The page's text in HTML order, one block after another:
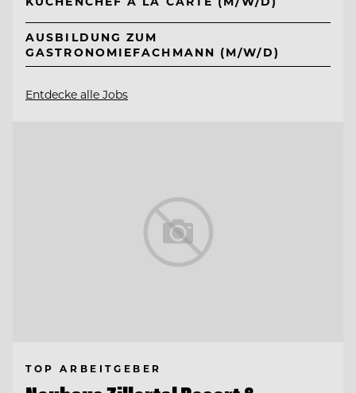
AUSBILDUNG ZUM
GASTRONOMIEFACHMANN (M/W/D)
Entdecke alle Jobs
TOP ARBEITGEBER